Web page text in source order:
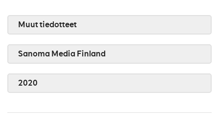
Muut tiedotteet
Sanoma Media Finland
2020